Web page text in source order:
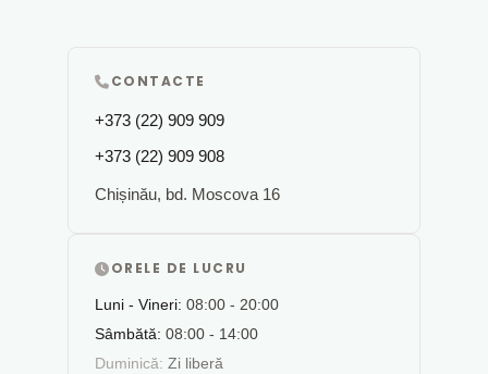
CONTACTE
+373 (22) 909 909
+373 (22) 909 908
Chișinău, bd. Moscova 16
ORELE DE LUCRU
Luni - Vineri: 08:00 - 20:00
Sâmbătă: 08:00 - 14:00
Duminică: Zi liberă